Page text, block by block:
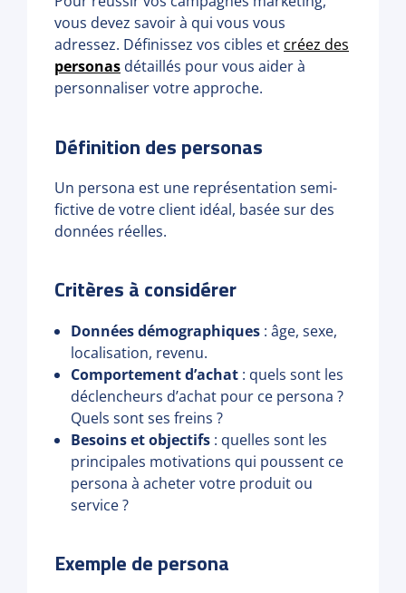
vous devez savoir à qui vous vous
adressez. Définissez vos cibles et créez des
personas détaillés pour vous aider à
personnaliser votre approche.
Définition des personas
Un persona est une représentation semi-
fictive de votre client idéal, basée sur des
données réelles.
Critères à considérer
Données démographiques : âge, sexe,
localisation, revenu.
Comportement d’achat : quels sont les
déclencheurs d’achat pour ce persona ?
Quels sont ses freins ?
Besoins et objectifs : quelles sont les
principales motivations qui poussent ce
persona à acheter votre produit ou
service ?
Exemple de persona